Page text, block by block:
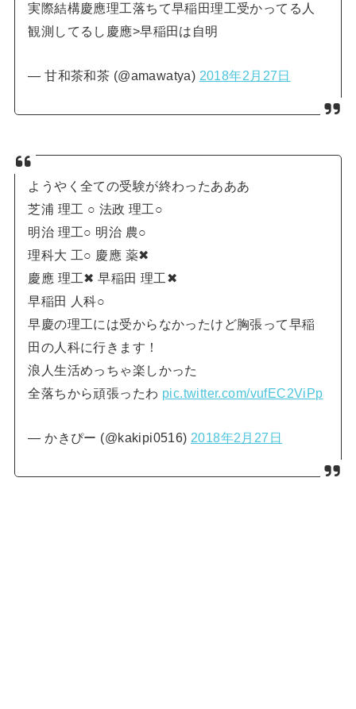
実際結構慶應理工落ちて早稲田理工受かってる人
観測してるし慶應>早稲田は自明
— 甘和茶和茶 (@amawatya) 2018年2月27日
ようやく全ての受験が終わったあああ
芝浦 理工 ○ 法政 理工○
明治 理工○ 明治 農○
理科大 工○ 慶應 薬✖
慶應 理工✖ 早稲田 理工✖
早稲田 人科○
早慶の理工には受からなかったけど胸張って早稲
田の人科に行きます！
浪人生活めっちゃ楽しかった
全落ちから頑張ったわ pic.twitter.com/vufEC2ViPp
— かきぴー (@kakipi0516) 2018年2月27日